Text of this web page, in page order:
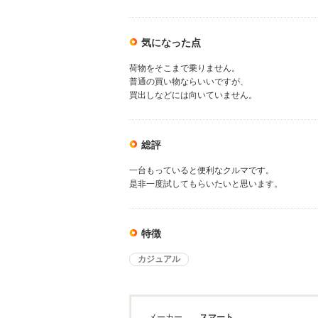
気になった点
荷物をそこまで乗りません。
普通の買い物ならいいですが、
買出しなどには向いていません。
総評
一台もっていると便利なクルマです。
是非一度試してもらいたいと思います。
特徴
カジュアル